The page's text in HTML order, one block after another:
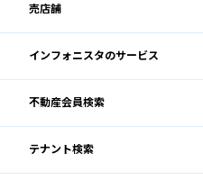
売店舗
インフォニスタのサービス
不動産会員検索
テナント検索